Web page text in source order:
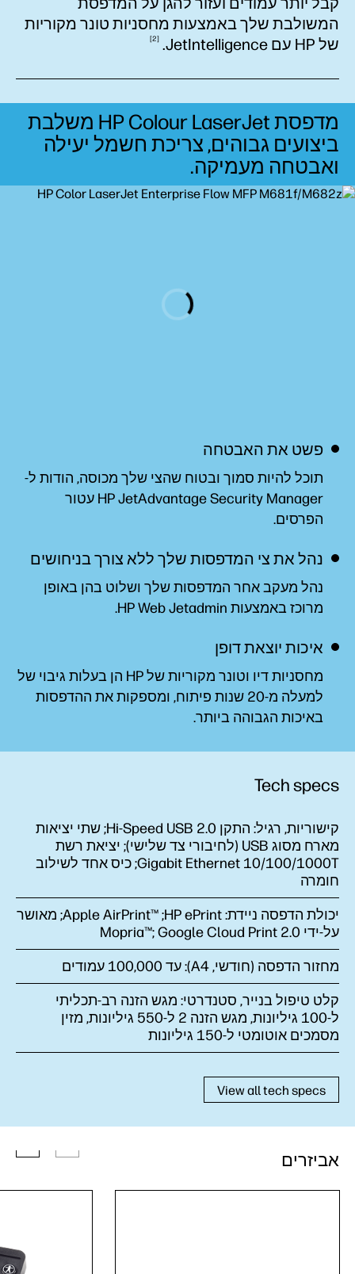
המשולבת שלך באמצעות מחסניות טונר מקוריות
של HP עם
JetIntelligence‏.
2
מדפסת HP Colour LaserJet משלבת
ביצועים גבוהים, צריכת חשמל יעילה
ואבטחה מעמיקה.
פשט את האבטחה
תוכל להיות סמוך ובטוח שהצי שלך מכוסה, הודות ל-
HP JetAdvantage Security Manager עטור
הפרסים.
נהל את צי המדפסות שלך ללא צורך בניחושים
נהל מעקב אחר המדפסות שלך ושלוט בהן באופן
מרוכז באמצעות HP Web Jetadmin‏‏.
איכות יוצאת דופן
מחסניות דיו וטונר מקוריות של HP הן בעלות גיבוי של
למעלה מ-20 שנות פיתוח, ומספקות את ההדפסות
באיכות הגבוהה ביותר.
Tech specs
קישוריות, רגיל:
התקן Hi-Speed USB 2.0‏; שתי יציאות
מארח מסוג USB (לחיבורי צד שלישי); יציאת רשת
Gigabit Ethernet 10/100/1000T‏; כיס אחד לשילוב
חומרה
יכולת הדפסה ניידת:
HP ePrint‏; Apple AirPrint‎™‎‏; מאושר
על-ידי Mopria™‎; Google Cloud Print 2.0
מחזור הדפסה (חודשי, A4):
עד 100,000 עמודים
קלט טיפול בנייר, סטנדרטי: מגש הזנה רב-תכליתי
ל-‏100 גיליונות, מגש הזנה 2 ל-‏550 גיליונות, מזין
מסמכים אוטומטי ל-‏150 גיליונות
View all tech specs
אביזרים